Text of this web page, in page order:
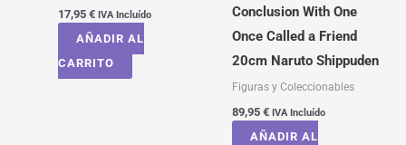
17,95 € IVA Incluído
AÑADIR AL
CARRITO
Conclusion With One
Once Called a Friend
20cm Naruto Shippuden
Figuras y Coleccionables
89,95 € IVA Incluído
AÑADIR AL